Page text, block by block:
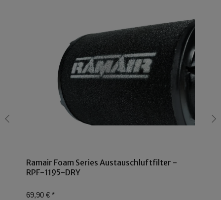
Ramair Foam Series Austauschluftfilter -
RPF-1195-DRY
69,90 € *